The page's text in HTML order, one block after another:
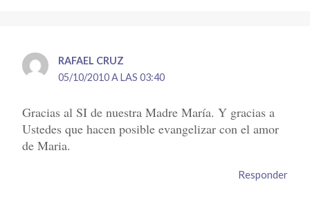
RAFAEL CRUZ
05/10/2010 A LAS 03:40
Gracias al SI de nuestra Madre María. Y gracias a
Ustedes que hacen posible evangelizar con el amor
de Maria.
Responder